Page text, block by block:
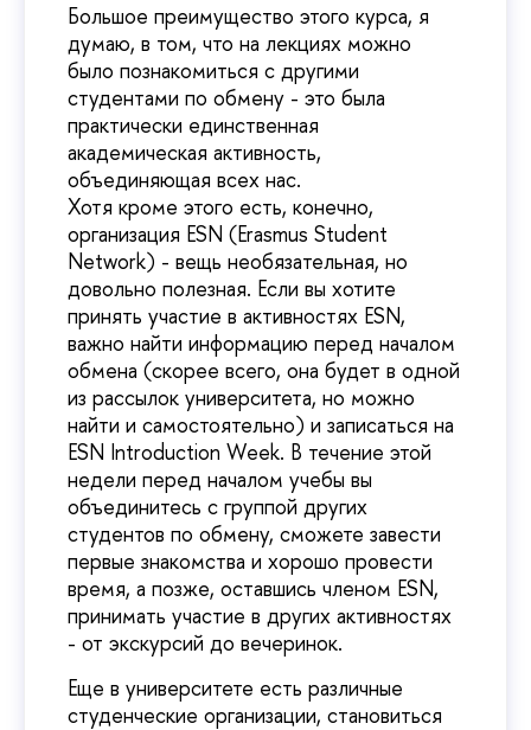
Большое преимущество этого курса, я
думаю, в том, что на лекциях можно
было познакомиться с другими
студентами по обмену - это была
практически единственная
академическая активность,
объединяющая всех нас.
Хотя кроме этого есть, конечно,
организация ESN (Erasmus Student
Network) - вещь необязательная, но
довольно полезная. Если вы хотите
принять участие в активностях ESN,
важно найти информацию перед началом
обмена (скорее всего, она будет в одной
из рассылок университета, но можно
найти и самостоятельно) и записаться на
ESN Introduction Week. В течение этой
недели перед началом учебы вы
объединитесь с группой других
студентов по обмену, сможете завести
первые знакомства и хорошо провести
время, а позже, оставшись членом ESN,
принимать участие в других активностях
- от экскурсий до вечеринок.
Еще в университете есть различные
студенческие организации, становиться